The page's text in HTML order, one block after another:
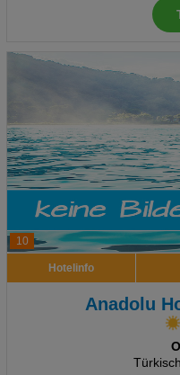
10
Hotelinfo
Anadolu